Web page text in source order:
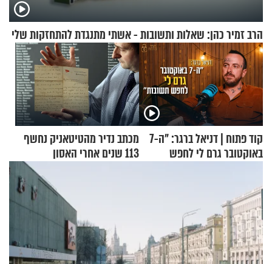
הרב זמיר כהן: שאלות ותשובות - אשתי מתנגדת להתחזקות שלי
קוד פתוח | דניאל ברגר: "ה-7
באוקטובר גרם לי לחפש
מכתב נדיר מהטיטאניק נחשף
113 שנים אחרי האסון